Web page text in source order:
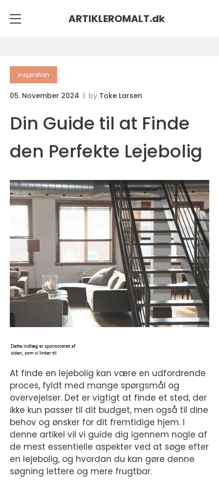
ARTIKLEROMALT.dk
inspiration
05. November 2024 by Toke Larsen
Din Guide til at Finde
den Perfekte Lejebolig
At finde en lejebolig kan være en udfordrende
proces, fyldt med mange spørgsmål og
overvejelser. Det er vigtigt at finde et sted, der
ikke kun passer til dit budget, men også til dine
behov og ønsker for dit fremtidige hjem. I
denne artikel vil vi guide dig igennem nogle af
de mest essentielle aspekter ved at søge efter
en lejebolig, og hvordan du kan gøre denne
søgning lettere og mere frugtbar.